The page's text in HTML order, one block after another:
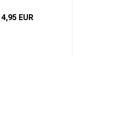
4,95 EUR